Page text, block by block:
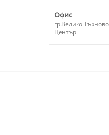
Офис
гр.Велико Търново
Център